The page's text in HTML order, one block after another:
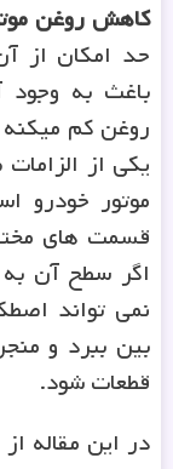
کاهش روغن
حد امکان از
باغث به
روغن کم
یکی از
موتور خودرو
قسمت های
اگر سطح آن
نمی تواند
بین ببرد و
قطعات شود.
در این مقاله